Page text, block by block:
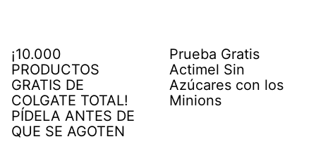
¡10.000
PRODUCTOS
GRATIS DE
COLGATE TOTAL!
PÍDELA ANTES DE
QUE SE AGOTEN
Prueba Gratis
Actimel Sin
Azúcares con los
Minions